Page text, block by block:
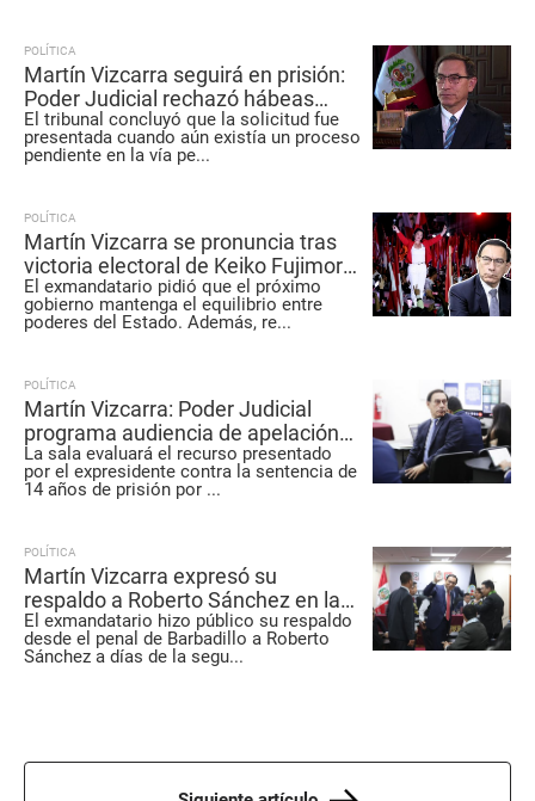
POLÍTICA
Martín Vizcarra seguirá en prisión:
Poder Judicial rechazó hábeas
corpus que buscaba su libertad
El tribunal concluyó que la solicitud fue
presentada cuando aún existía un proceso
pendiente en la vía pe...
POLÍTICA
Martín Vizcarra se pronuncia tras
victoria electoral de Keiko Fujimori:
“Espero que esté a la altura”
El exmandatario pidió que el próximo
gobierno mantenga el equilibrio entre
poderes del Estado. Además, re...
POLÍTICA
Martín Vizcarra: Poder Judicial
programa audiencia de apelación
para agosto de 2026
La sala evaluará el recurso presentado
por el expresidente contra la sentencia de
14 años de prisión por ...
POLÍTICA
Martín Vizcarra expresó su
respaldo a Roberto Sánchez en la
segunda vuelta: “Estaremos
vigilantes”
El exmandatario hizo público su respaldo
desde el penal de Barbadillo a Roberto
Sánchez a días de la segu...